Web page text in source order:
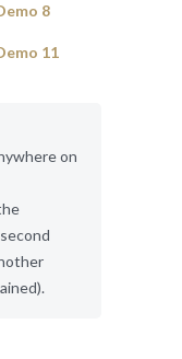
8
11
on